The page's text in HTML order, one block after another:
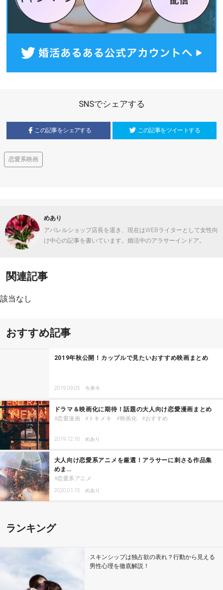
SNSでシェアする
この記事をシェアする この記事をツイートする
恋愛系映画
めあり
アパレルショップ店長を退き、現在はWEBライターとして女性向
け中心の記事を書いています。婚活中のアラサーインドア。
関連記事
該当なし
おすすめ記事
2019年秋公開！カップルで見たいおすすめ映画まとめ
2019.09.05 今来今
ドラマ＆映画化に期待！話題の大人向け恋愛漫画まとめ
恋愛漫画 トキメキ 映画化 おすすめ
2019.12.10 めあり
大人向け恋愛系アニメを厳選！アラサーに刺さる作品集
めま…
恋愛系アニメ
2020.01.15 めあり
ランキング
スキンシップは独占欲の表れ？行動から見える
男性心理を徹底解説！